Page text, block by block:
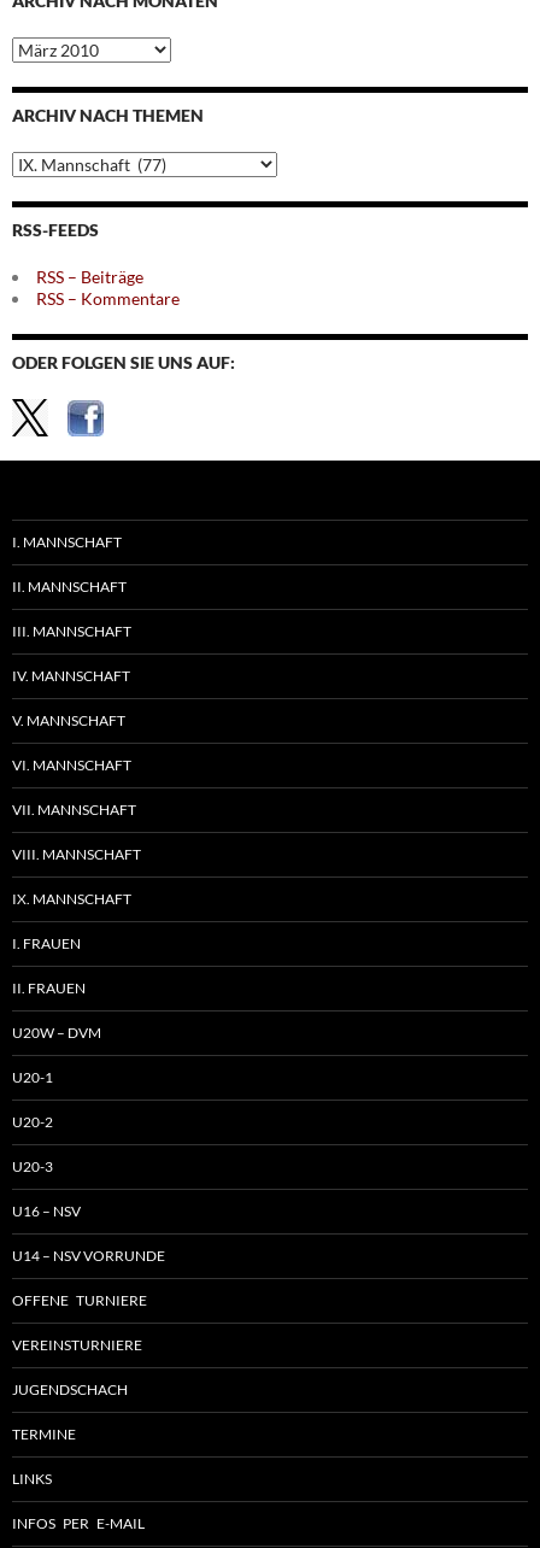
Archiv
nach
Monaten
ARCHIV NACH THEMEN
Archiv
nach
Themen
RSS-FEEDS
RSS – Beiträge
RSS – Kommentare
ODER FOLGEN SIE UNS AUF:
I. MANNSCHAFT
II. MANNSCHAFT
III. MANNSCHAFT
IV. MANNSCHAFT
V. MANNSCHAFT
VI. MANNSCHAFT
VII. MANNSCHAFT
VIII. MANNSCHAFT
IX. MANNSCHAFT
I. FRAUEN
II. FRAUEN
U20W – DVM
U20-1
U20-2
U20-3
U16 – NSV
U14 – NSV VORRUNDE
OFFENE TURNIERE
VEREINSTURNIERE
JUGENDSCHACH
TERMINE
LINKS
INFOS PER E-MAIL